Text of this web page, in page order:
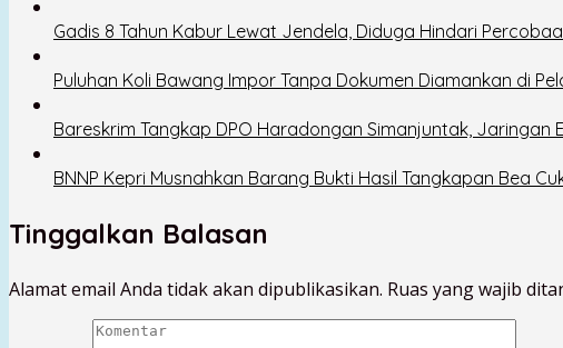
Gadis 8 Tahun Kabur Lewat Jendela, Diduga Hindari
Puluhan Koli Bawang Impor Tanpa Dokumen Diamankan di
Bareskrim Tangkap DPO Haradongan Simanjuntak, Jaringan
BNNP Kepri Musnahkan Barang Bukti Hasil Tangkapan Bea
Tinggalkan Balasan
Alamat email Anda tidak akan dipublikasikan. Ruas yang wajib